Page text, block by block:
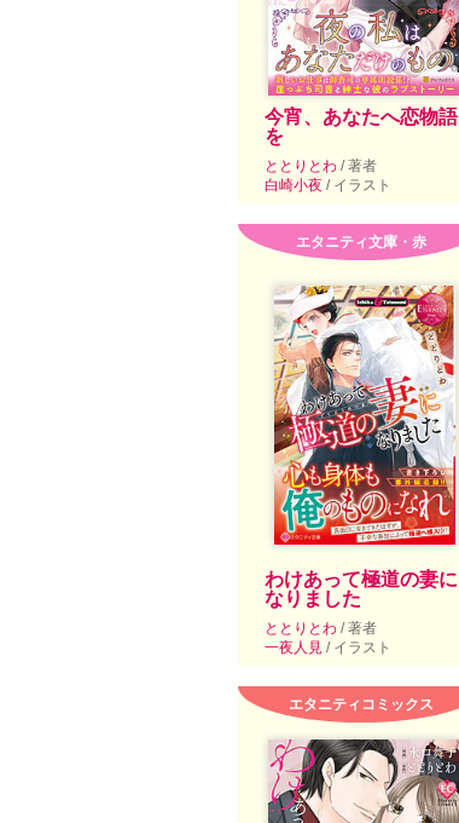
今宵、あなたへ恋物語
を
ととりとわ / 著者
白崎小夜 / イラスト
エタニティ文庫・赤
わけあって極道の妻に
なりました
ととりとわ / 著者
一夜人見 / イラスト
エタニティコミックス